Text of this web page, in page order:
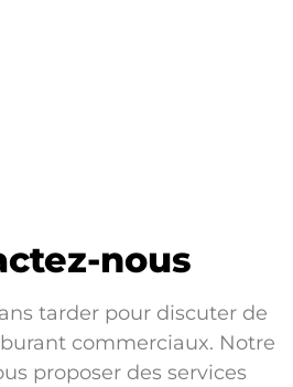
nous
tarder pour discuter de
commerciaux. Notre
proposer des services